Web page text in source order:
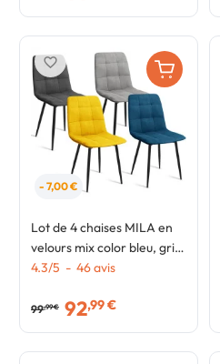
- 7,00 €
Lot de 4 chaises MILA en
velours mix color bleu, gris
clair, gris foncé, jaune
4.3/5 - 46avis
99,99 € 92,99 €
favorite_border